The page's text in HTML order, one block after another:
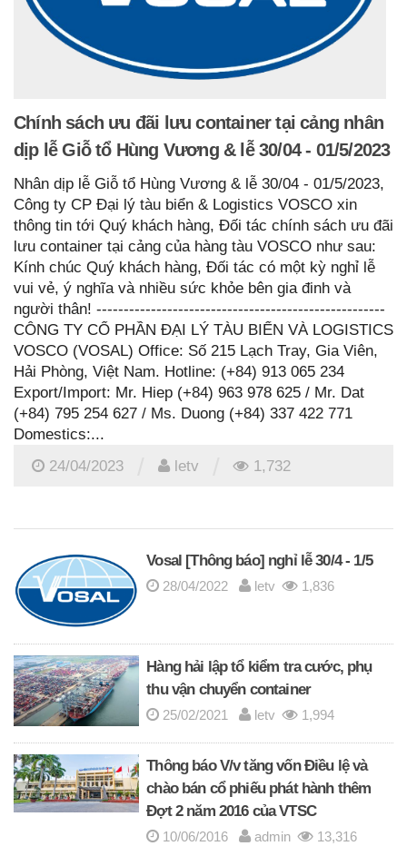
Chính sách ưu đãi lưu container tại cảng nhân
dịp lễ Giỗ tổ Hùng Vương & lễ 30/04 - 01/5/2023
Nhân dịp lễ Giỗ tổ Hùng Vương & lễ 30/04 - 01/5/2023,
Công ty CP Đại lý tàu biển & Logistics VOSCO xin
thông tin tới Quý khách hàng, Đối tác chính sách ưu đãi
lưu container tại cảng của hàng tàu VOSCO như sau:
Kính chúc Quý khách hàng, Đối tác có một kỳ nghỉ lễ
vui vẻ, ý nghĩa và nhiều sức khỏe bên gia đinh và
người thân! -----------------------------------------------------
CÔNG TY CỔ PHẦN ĐẠI LÝ TÀU BIỂN VÀ LOGISTICS
VOSCO (VOSAL) Office: Số 215 Lạch Tray, Gia Viên,
Hải Phòng, Việt Nam. Hotline: (+84) 913 065 234
Export/Import: Mr. Hiep (+84) 963 978 625 / Mr. Dat
(+84) 795 254 627 / Ms. Duong (+84) 337 422 771
Domestics:...
24/04/2023
letv 1,732
Vosal [Thông báo] nghỉ lễ 30/4 - 1/5
28/04/2022 letv 1,836
Hàng hải lập tổ kiểm tra cước, phụ
thu vận chuyển container
25/02/2021 letv 1,994
Thông báo V/v tăng vốn Điều lệ và
chào bán cổ phiếu phát hành thêm
Đợt 2 năm 2016 của VTSC
10/06/2016 admin 13,316